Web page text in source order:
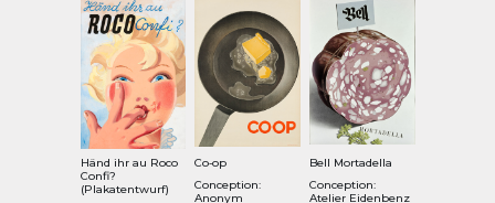
Händ ihr au Roco
Confi?
(Plakatentwurf)
Co‑op
Conception:
Anonym
Bell Mortadella
Conception:
Atelier Eidenbenz